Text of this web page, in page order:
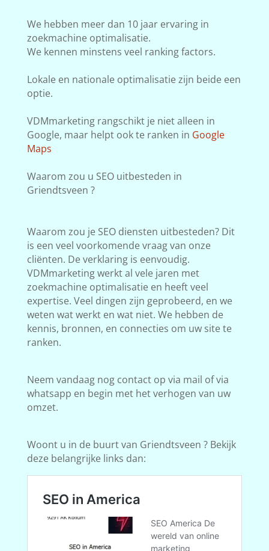
We hebben meer dan 10 jaar ervaring in
zoekmachine optimalisatie.
We kennen minstens veel ranking factors.
Lokale en nationale optimalisatie zijn beide een
optie.
VDMmarketing rangschikt je niet alleen in
Google, maar helpt ook te ranken in Google
Maps
Waarom zou u SEO uitbesteden in
Griendtsveen ?
Waarom zou je SEO diensten uitbesteden? Dit
is een veel voorkomende vraag van onze
cliënten. De verklaring is eenvoudig.
VDMmarketing werkt al vele jaren met
zoekmachine optimalisatie en heeft veel
expertise. Veel dingen zijn geprobeerd, en we
weten wat werkt en wat niet. We hebben de
kennis, bronnen, en connecties om uw site te
ranken.
Neem vandaag nog contact op via mail of via
whatsapp en begin met het verhogen van uw
omzet.
Woont u in de buurt van Griendtsveen ? Bekijk
deze belangrijke links dan: